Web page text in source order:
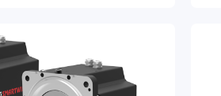
DH04
了解更多